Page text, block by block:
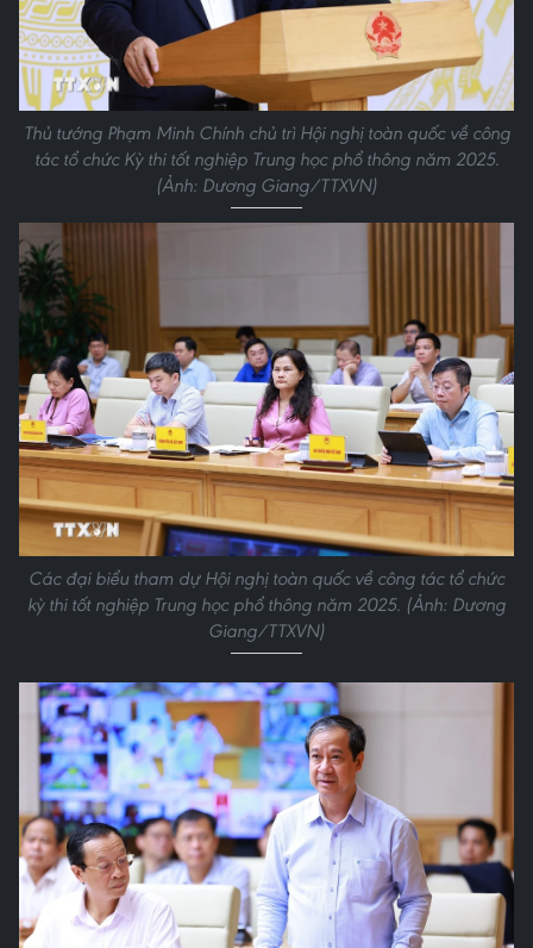
Thủ tướng Phạm Minh Chính chủ trì Hội nghị toàn quốc về công
tác tổ chức Kỳ thi tốt nghiệp Trung học phổ thông năm 2025.
(Ảnh: Dương Giang/TTXVN)
Các đại biểu tham dự Hội nghị toàn quốc về công tác tổ chức
kỳ thi tốt nghiệp Trung học phổ thông năm 2025. (Ảnh: Dương
Giang/TTXVN)